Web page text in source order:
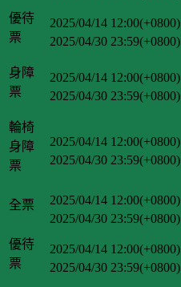
優待
票
2025/04/14 12:00(+0800)
2025/04/30 23:59(+0800)
身障
票
2025/04/14 12:00(+0800)
2025/04/30 23:59(+0800)
輪椅
身障
票
2025/04/14 12:00(+0800)
2025/04/30 23:59(+0800)
全票 2025/04/14 12:00(+0800)
2025/04/30 23:59(+0800)
優待
票
2025/04/14 12:00(+0800)
2025/04/30 23:59(+0800)